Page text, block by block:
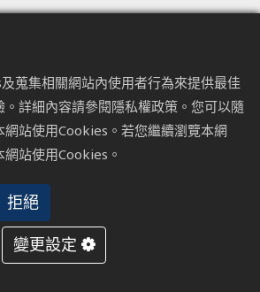
注於生產製造及買賣汽車底盤零件的企
銷國際市場。公司積極參與汽車賽事，
入D1甩尾賽的激動場景透過影片紀錄
尾賽的過程，能夠有效地提升公司形
，並與客戶建立更加緊密的聯繫。
蒐集相關網站內使用者行為來提供最佳
。詳細內容請參閱隱私權政策。您可以隨
網站使用Cookies。若您繼續瀏覽本網
站使用Cookies。
拒絕
變更設定